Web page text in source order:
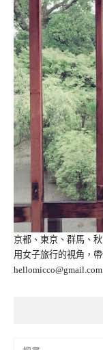
京都、東京、群馬、
用女子旅行的視角，
hellomicco@gmail.com